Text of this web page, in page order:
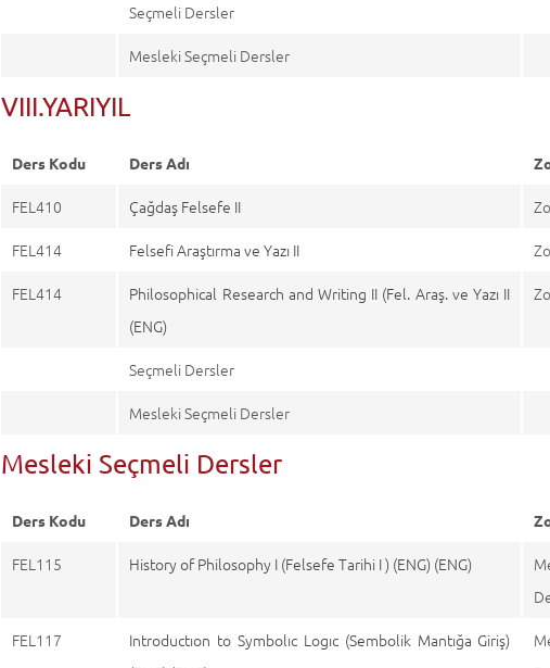
Seçmeli Dersler
Mesleki Seçmeli Dersler
VIII.YARIYIL
Ders Kodu Ders Adı
FEL410 Çağdaş Felsefe II
FEL414
Felsefi Araştırma ve Yazı II
FEL414
Philosophical Research and Writing II (Fel. Araş. ve Yazı II
(ENG)
Seçmeli Dersler
Mesleki Seçmeli Dersler
Mesleki Seçmeli Dersler
Ders Kodu Ders Adı
FEL115 History of Philosophy I (Felsefe Tarihi I ) (ENG) (ENG)
FEL117
Introductıon to Symbolıc Logıc (Sembolik Mantığa Giriş)